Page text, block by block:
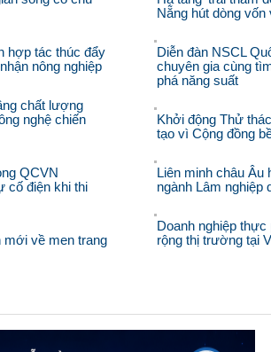
hợp tác thúc đẩy
nông nghiệp
chất lượng
nghệ chiến
QCVN
cố điện khi thi
mới về men trang
Nẵng hút dòng
Diễn đàn NSCL
chuyên gia cùng
phá năng suất
Khởi động Thử
tạo vì Cộng đồng
Liên minh châu Âu
ngành Lâm nghiệp
Doanh nghiệp
rộng thị trường tại